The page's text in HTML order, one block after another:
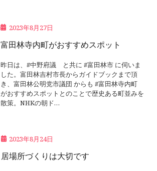
2023年8月27日
富田林寺内町がおすすめスポット
昨日は、#中野府議 と共に #富田林市 に伺いま
した。富田林吉村市長からガイドブックまで頂
き、富田林公明党市議団 からも #富田林寺内町
がおすすめスポットとのことで歴史ある町並みを
散策。NHKの朝ド…
2023年8月24日
居場所づくりは大切です